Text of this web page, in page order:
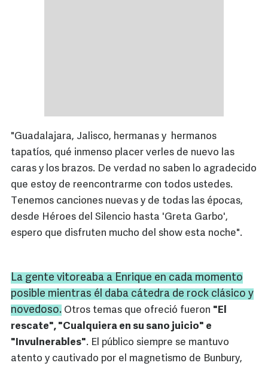
"Guadalajara, Jalisco, hermanas y hermanos
tapatíos, qué inmenso placer verles de nuevo las
caras y los brazos. De verdad no saben lo agradecido
que estoy de reencontrarme con todos ustedes.
Tenemos canciones nuevas y de todas las épocas,
desde Héroes del Silencio hasta 'Greta Garbo',
espero que disfruten mucho del show esta noche".
La gente vitoreaba a Enrique en cada momento
posible mientras él daba cátedra de rock clásico y
novedoso. Otros temas que ofreció fueron "El
rescate", "Cualquiera en su sano juicio" e
"Invulnerables". El público siempre se mantuvo
atento y cautivado por el magnetismo de Bunbury,